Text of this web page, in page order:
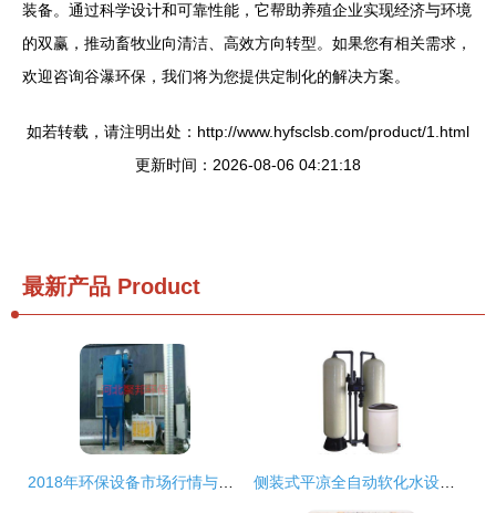
装备。通过科学设计和可靠性能，它帮助养殖企业实现经济与环境
的双赢，推动畜牧业向清洁、高效方向转型。如果您有相关需求，
欢迎咨询谷瀑环保，我们将为您提供定制化的解决方案。
如若转载，请注明出处：http://www.hyfsclsb.com/product/1.html
更新时间：2026-08-06 04:21:18
最新产品 Product